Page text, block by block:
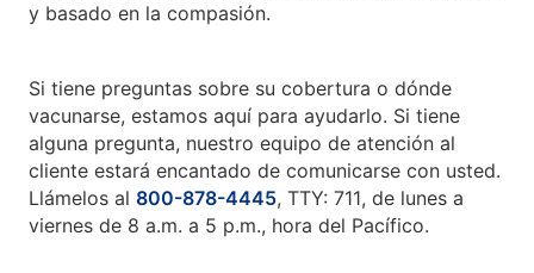
y basado en la compasión.
Si tiene preguntas sobre su cobertura o dónde
vacunarse, estamos aquí para ayudarlo. Si tiene
alguna pregunta, nuestro equipo de atención al
cliente estará encantado de comunicarse con usted.
Llámelos al 800-878-4445, TTY: 711, de lunes a
viernes de 8 a.m. a 5 p.m., hora del Pacífico.